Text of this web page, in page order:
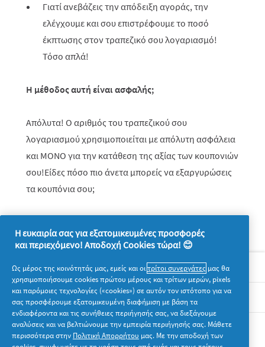
Γιατί ανεβάζεις την απόδειξη αγοράς, την
ελέγχουμε και σου επιστρέφουμε το ποσό
έκπτωσης στον τραπεζικό σου λογαριασμό!
Τόσο απλά!
Η μέθοδος αυτή είναι ασφαλής;
Απόλυτα! Ο αριθμός του τραπεζικού σου
λογαριασμού χρησιμοποιείται με απόλυτη ασφάλεια
και ΜΟΝΟ για την κατάθεση της αξίας των κουπονιών
σου!Είδες πόσο πιο άνετα μπορείς να εξαργυρώσεις
τα κουπόνια σου;
Σχετικά με την P&G
Νομικά
Ακολουθήστε μας
Η ευκαιρία σας για εξατομικευμένες προσφορές
και περιεχόμενο! Αποδοχή Cookies τώρα! 😊
Ως μέρος της κοινότητάς μας, εμείς και οιτρίτοι συνεργάτες μας θα
χρησιμοποιήσουμε cookies πρώτου μέρους και τρίτων μερών, pixels
και παρόμοιες τεχνολογίες («cookies») σε αυτόν τον ιστότοπο για να
σας προσφέρουμε εξατομικευμένη διαφήμιση με βάση τα
ενδιαφέροντα και τις συνήθειες περιήγησής σας, να διεξάγουμε
αναλύσεις και να βελτιώνουμε την εμπειρία περιήγησής σας. Μάθετε
περισσότερα στην Πολιτική Απορρήτου μας. Με την αποδοχή των